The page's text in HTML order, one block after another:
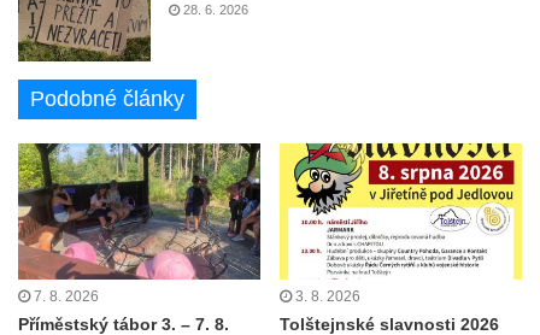
28. 6. 2026
Podobné články
7. 8. 2026
Příměstský tábor 3. – 7. 8.
3. 8. 2026
Tolštejnské slavnosti 2026